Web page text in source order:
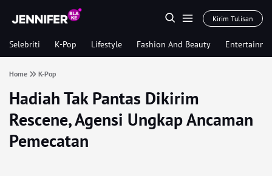
Kirim Tulisan
Selebriti K-Pop Lifestyle Fashion And Beauty
Home K-Pop
Hadiah Tak Pantas Dikirim
Rescene, Agensi Ungkap Ancaman
Pemecatan